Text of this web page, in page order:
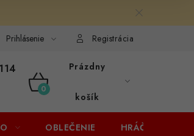
Prihlásenie Registrácia
NÁKUPNÝ
KOŠÍK
Prázdny
košík
OBLEČENIE HRÁČI